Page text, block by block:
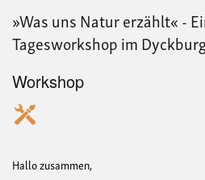
»Was uns Natur erzählt« -
Tagesworkshop im
Workshop
Hallo zusammen,